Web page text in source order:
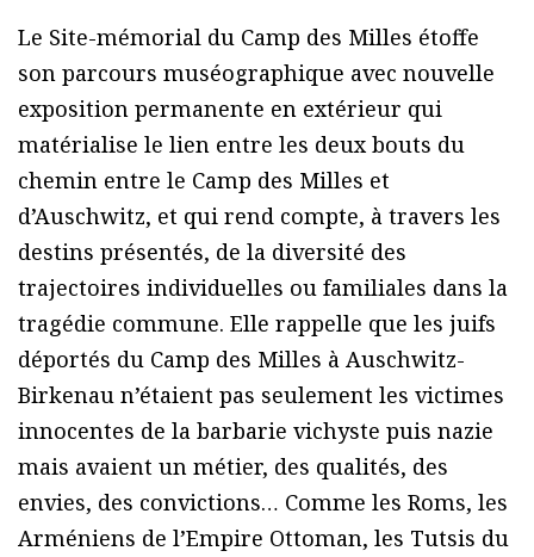
Le Site-mémorial du Camp des Milles étoffe
son parcours muséographique avec nouvelle
exposition permanente en extérieur qui
matérialise le lien entre les deux bouts du
chemin entre le Camp des Milles et
d’Auschwitz, et qui rend compte, à travers les
destins présentés, de la diversité des
trajectoires individuelles ou familiales dans la
tragédie commune. Elle rappelle que les juifs
déportés du Camp des Milles à Auschwitz-
Birkenau n’étaient pas seulement les victimes
innocentes de la barbarie vichyste puis nazie
mais avaient un métier, des qualités, des
envies, des convictions… Comme les Roms, les
Arméniens de l’Empire Ottoman, les Tutsis du